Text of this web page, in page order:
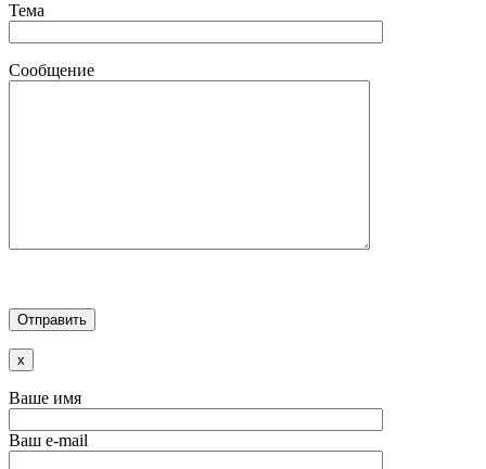
Тема
Сообщение
x
Ваше имя
Ваш e-mail